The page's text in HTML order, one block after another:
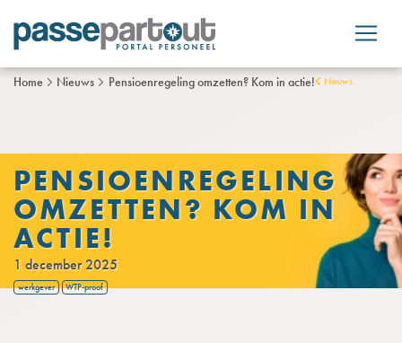
Home Nieuws Pensioenregeling omzetten? Kom in actie! Nieuws
PENSIOENREGELING
OMZETTEN? KOM IN
ACTIE!
1 december 2025
werkgever WTP-proof